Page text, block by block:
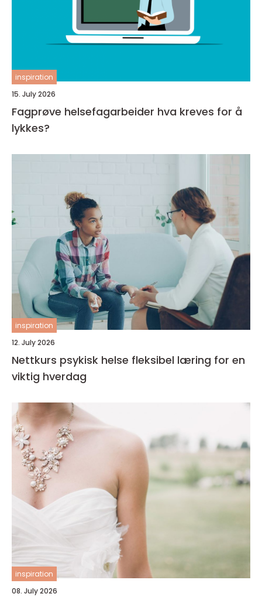
inspiration
15. July 2026
Fagprøve helsefagarbeider hva kreves for å
lykkes?
inspiration
12. July 2026
Nettkurs psykisk helse fleksibel læring for en
viktig hverdag
inspiration
08. July 2026